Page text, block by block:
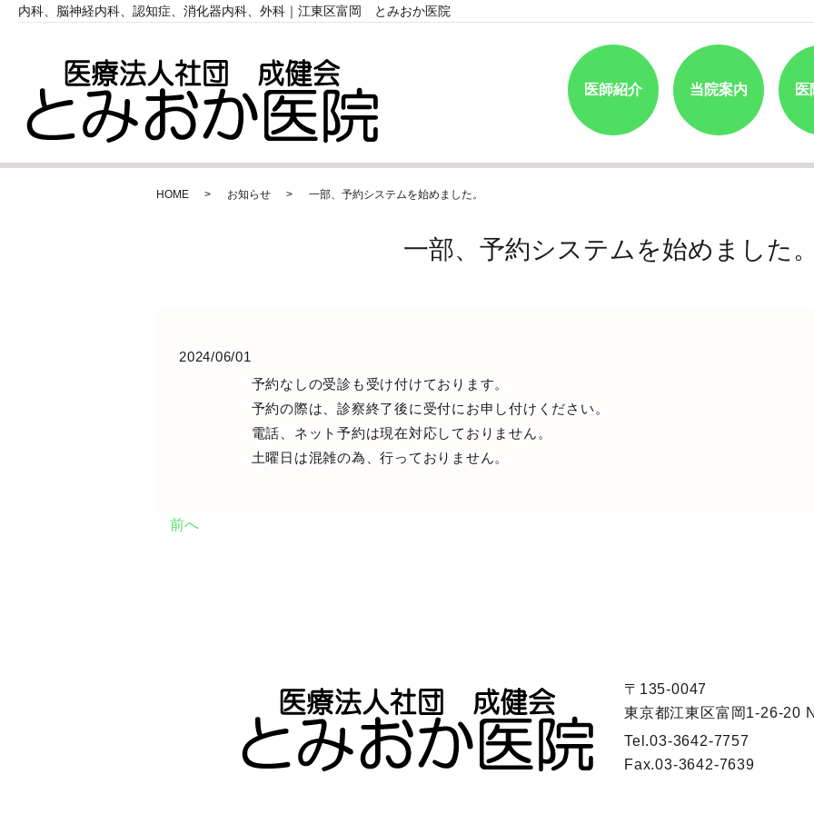
内科、脳神経内科、認知症、消化器内科、外科｜江東区富岡 とみおか医院
医師紹介 当院案内
HOME お知らせ 一部、予約システムを始めました。
一部、予約システムを始めました。
2024/06/01
予約なしの受診も受け付けております。
予約の際は、診察終了後に受付にお申し付けください。
電話、ネット予約は現在対応しておりません。
土曜日は混雑の為、行っておりません。
前へ
〒135-0047
東京都江東区富岡1-26-20
Tel.03-3642-7757
Fax.03-3642-7639